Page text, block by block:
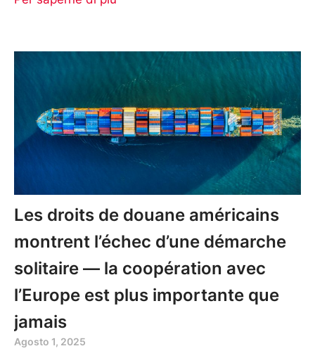
Les droits de douane américains
montrent l’échec d’une démarche
solitaire — la coopération avec
l’Europe est plus importante que
jamais
Agosto 1, 2025